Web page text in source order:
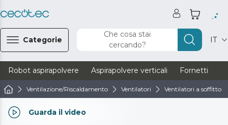
Categorie
Che cosa stai
cercando?
IT
Robot aspirapolvere Aspirapolvere verticali Fornetti
Ventilazione/Riscaldamento Ventilatori Ventilatori a soffitto
Guarda il video